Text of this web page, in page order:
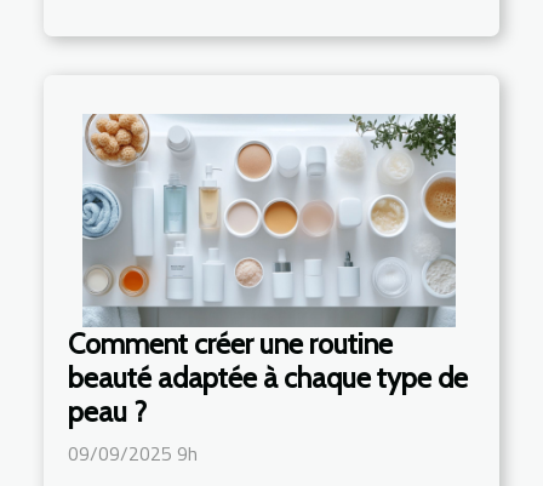
Comment créer une routine
beauté adaptée à chaque type de
peau ?
09/09/2025 9h